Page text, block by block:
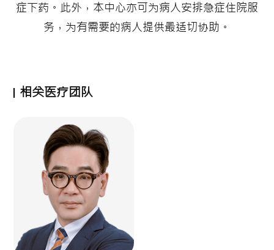
症下药。此外，本中心亦可为病人安排急症住院服
务，为有需要的病人提供最适切协助。
相关医疗团队